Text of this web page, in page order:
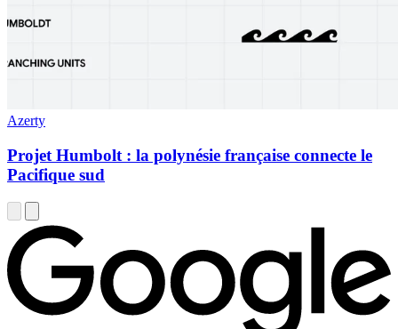
Azerty
Projet Humbolt : la polynésie française connecte le
Pacifique sud